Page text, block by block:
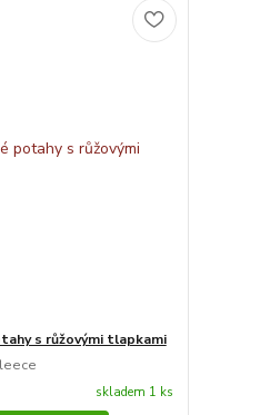
s růžovými tlapkami
skladem 1 ks